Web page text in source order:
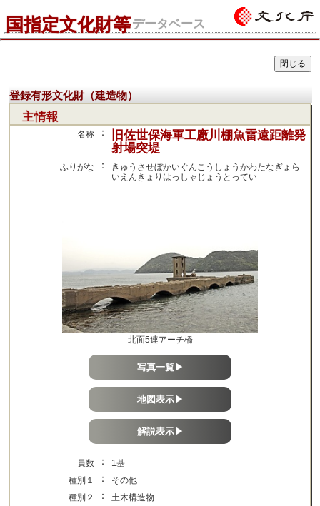
国指定文化財等データベース
登録有形文化財（建造物）
主情報
名称 ：
旧佐世保海軍工廠川棚魚雷遠距離発
射場突堤
ふりがな ：
きゅうさせぼかいぐんこうしょうかわたなぎょら
いえんきょりはっしゃじょうとってい
北面5連アーチ橋
写真一覧▶
地図表示▶
解説表示▶
員数 ：
1基
種別１
：
その他
種別２
：
土木構造物